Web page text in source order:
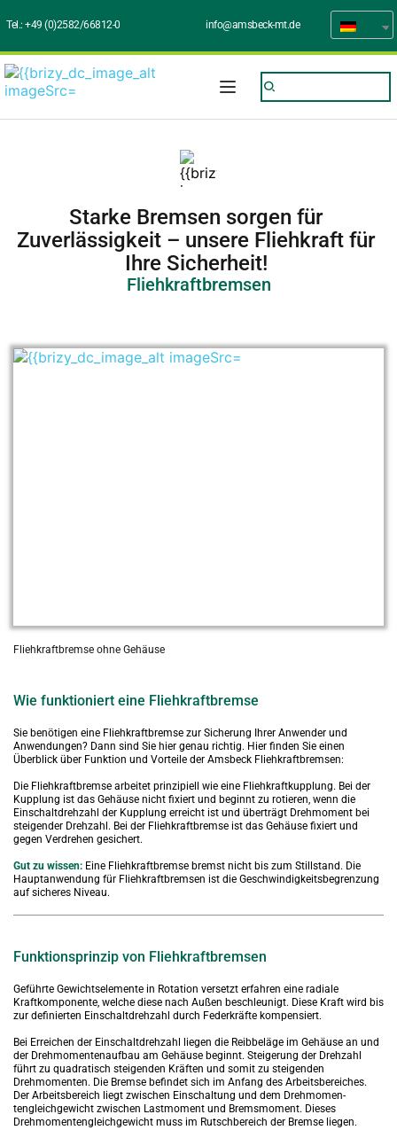
Tel.: +49 (0)2582/66812-0 info@amsbeck-mt.de
Starke Bremsen sorgen für
Zuverlässigkeit – unsere Fliehkraft für
Ihre Sicherheit!
Fliehkraftbremsen
Fliehkraftbremse ohne Gehäuse
Wie funktioniert eine Fliehkraftbremse
Sie benötigen eine Fliehkraftbremse zur Sicherung Ihrer Anwender und
Anwendungen? Dann sind Sie hier genau richtig. Hier finden Sie einen
Überblick über Funktion und Vorteile der Amsbeck Fliehkraftbremsen:
Die Fliehkraftbremse arbeitet prinzipiell wie eine Fliehkraftkupplung. Bei der
Kupplung ist das Gehäuse nicht fixiert und beginnt zu rotieren, wenn die
Einschaltdrehzahl der Kupplung erreicht ist und überträgt Drehmoment bei
steigender Drehzahl. Bei der Fliehkraftbremse ist das Gehäuse fixiert und
gegen Verdrehen gesichert.
Gut zu wissen: Eine Fliehkraftbremse bremst nicht bis zum Stillstand. Die
Hauptanwendung für Fliehkraftbremsen ist die Geschwindigkeitsbegrenzung
auf sicheres Niveau.
Funktionsprinzip von Fliehkraftbremsen
Geführte Gewichtselemente in Rotation versetzt erfahren eine radiale
Kraftkomponente, welche diese nach Außen beschleunigt. Diese Kraft wird bis
zur definierten Einschaltdrehzahl durch Federkräfte kompensiert.
Bei Erreichen der Einschaltdrehzahl liegen die Reibbeläge im Gehäuse an und
der Drehmomentenaufbau am Gehäuse beginnt. Steigerung der Drehzahl
führt zu quadratisch steigenden Kräften und somit zu steigenden
Drehmomenten. Die Bremse befindet sich im Anfang des Arbeitsbereiches.
Der Arbeitsbereich liegt zwischen Einschaltung und dem Drehmomen­
tengleichgewicht zwischen Lastmoment und Bremsmoment. Dieses
Drehmomentengleichgewicht muss im Rutschbereich der Bremse liegen.